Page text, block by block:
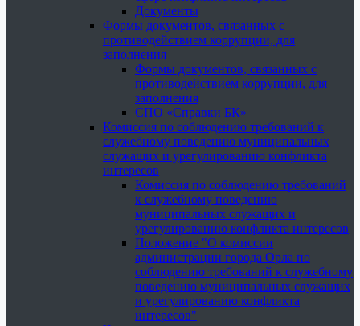
Документы
Формы документов, связанных с
противодействием коррупции, для
заполнения
Формы документов, связанных с
противодействием коррупции, для
заполнения
СПО «Справки БК»
Комиссия по соблюдению требований к
служебному поведению муниципальных
служащих и урегулированию конфликта
интересов
Комиссия по соблюдению требований
к служебному поведению
муниципальных служащих и
урегулированию конфликта интересов
Положение "О комиссии
администрации города Орла по
соблюдению требований к служебному
поведению муниципальных служащих
и урегулированию конфликта
интересов"